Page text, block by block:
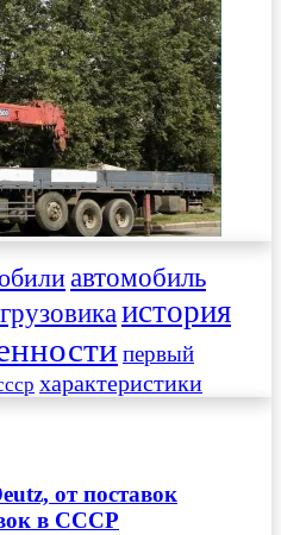
автомобиль
грузовикаистория
первый
характеристики
от поставок
в СССР